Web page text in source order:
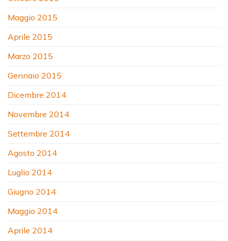
Maggio 2015
Aprile 2015
Marzo 2015
Gennaio 2015
Dicembre 2014
Novembre 2014
Settembre 2014
Agosto 2014
Luglio 2014
Giugno 2014
Maggio 2014
Aprile 2014